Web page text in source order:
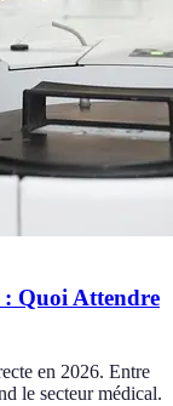
: Quoi Attendre
en 2026. Entre
le secteur médical.